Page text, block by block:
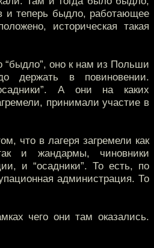
и теперь быдло, работающее
историческая такая
“быдло”, оно к нам из Польши
держать в повиновении.
А они на каких
принимали участие в
что в лагеря загремели как
и жандармы, чиновники
и “осадники”. То есть, по
администрация. То
чего они там оказались.